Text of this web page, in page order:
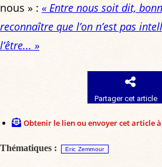
nous » : « Entre nous soit dit,
reconnaître que l’on n’est pas
l’être... »
Partager cet article
Obtenir le lien ou envoyer cet article
Thématiques : Eric Zemmour